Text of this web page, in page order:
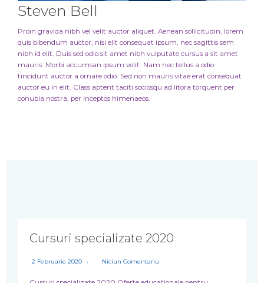
Steven Bell
Proin gravida nibh vel velit auctor aliquet. Aenean sollicitudin, lorem
quis bibendum auctor, nisi elit consequat ipsum, nec sagittis sem
nibh id elit. Duis sed odio sit amet nibh vulputate cursus a sit amet
mauris. Morbi accumsan ipsum velit. Nam nec tellus a odio
tincidunt auctor a ornare odio. Sed non mauris vitae erat consequat
auctor eu in elit. Class aptent taciti sociosqu ad litora torquent per
conubia nostra, per inceptos himenaeos.
Cursuri specializate 2020
2 Februarie 2020 Niciun Comentariu